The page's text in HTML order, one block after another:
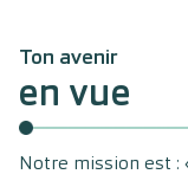
Ton avenir
en vue
Notre mission est :